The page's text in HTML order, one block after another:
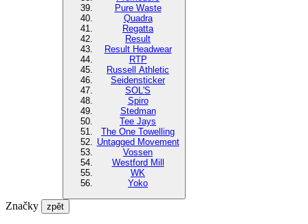
Pure Waste
Quadra
Regatta
Result
Result Headwear
RTP
Russell Athletic
Seidensticker
SOL'S
Spiro
Stedman
Tee Jays
The One Towelling
Untagged Movement
Vossen
Westford Mill
WK
Yoko
Značky zpět